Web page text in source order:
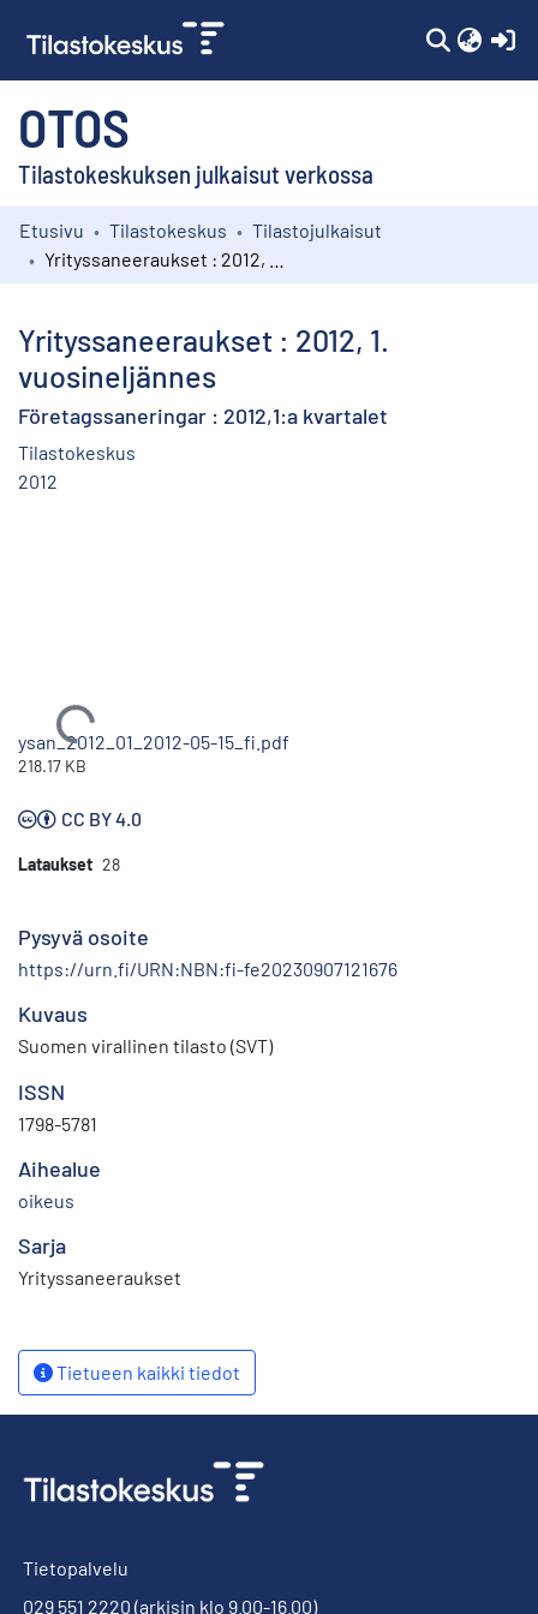
OTOS
Tilastokeskuksen julkaisut verkossa
Kokoelmat
Etusivu Tilastokeskus
Tilastojulkaisut
Yrityssaneeraukset : 2012, 1.
vuosineljännes
Företagssaneringar : 2012,1:a kvartalet
Tilastokeskus
2012
Ladataan...
ysan_2012_01_2012-05-15_fi.pdf
218.17 KB
CC BY 4.0
Lataukset 28
Pysyvä osoite
https://urn.fi/URN:NBN:fi-fe20230907121676
Kuvaus
Suomen virallinen tilasto (SVT)
ISSN
1798-5781
Aihealue
oikeus
Sarja
Yrityssaneeraukset
Tietueen kaikki tiedot
Tietopalvelu
029 551 2220 (arkisin klo 9.00-16.00)